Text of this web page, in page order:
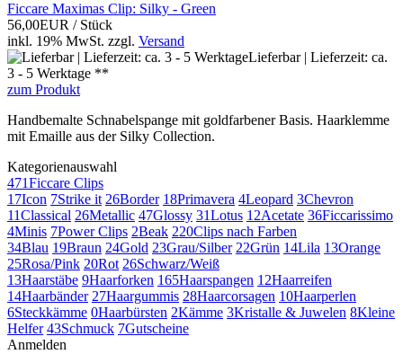
Ficcare Maximas Clip: Silky - Green
56,00EUR / Stück
inkl. 19% MwSt. zzgl. Versand
Lieferbar | Lieferzeit: ca.
3 - 5 Werktage **
zum Produkt
Handbemalte Schnabelspange mit goldfarbener Basis. Haarklemme
mit Emaille aus der Silky Collection.
Kategorienauswahl
471Ficcare Clips
17Icon 7Strike it 26Border 18Primavera 4Leopard 3Chevron
11Classical 26Metallic 47Glossy 31Lotus 12Acetate 36Ficcarissimo
4Minis 7Power Clips 2Beak 220Clips nach Farben
34Blau 19Braun 24Gold 23Grau/Silber 22Grün 14Lila 13Orange
25Rosa/Pink 20Rot 26Schwarz/Weiß
13Haarstäbe 9Haarforken 165Haarspangen 12Haarreifen
14Haarbänder 27Haargummis 28Haarcorsagen 10Haarperlen
6Steckkämme 0Haarbürsten 2Kämme 3Kristalle & Juwelen 8Kleine
Helfer 43Schmuck 7Gutscheine
Anmelden